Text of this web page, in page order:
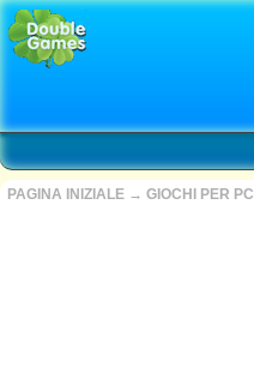
PAGINA INIZIALE → GIOCHI PER PC